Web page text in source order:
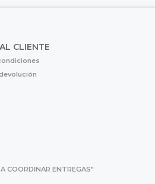
CLIENTE
COORDINAR ENTREGAS"